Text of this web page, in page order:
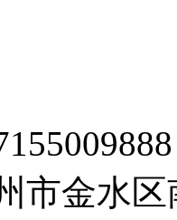
市金水